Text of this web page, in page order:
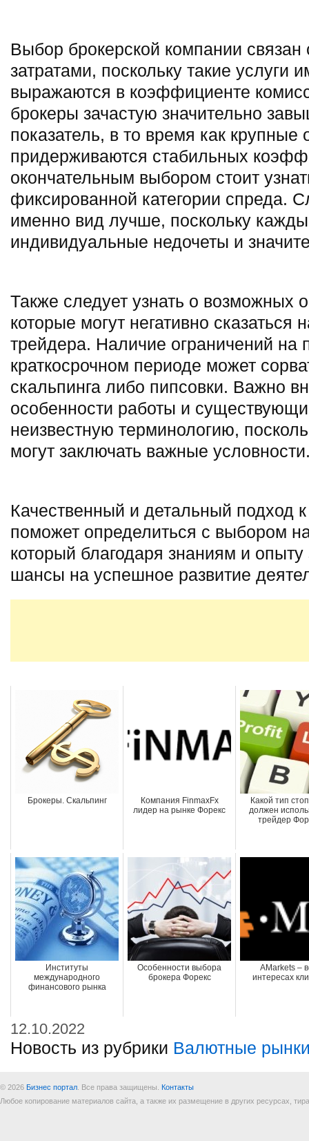
Выбор брокерской компании
затратами, поскольку такие услуги
выражаются в коэффициенте
брокеры зачастую значительно
показатель, в то время как крупные
придерживаются стабильных
окончательным выбором стоит
фиксированной категории спреда.
именно вид лучше, поскольку
индивидуальные недочеты и
Также следует узнать о возможных
которые могут негативно сказаться
трейдера. Наличие ограничений на
краткосрочном периоде может
скальпинга либо пипсовки. Важно
особенности работы и
неизвестную терминологию,
могут заключать важные
Качественный и детальный подход
поможет определиться с выбором
который благодаря знаниям и опыту
шансы на успешное развитие
Брокеры. Скальпинг
Компания FinmaxFx
лидер на рынке Форекс
Какой тип
должен
трейдер
Институты
международного
финансового рынка
Особенности выбора
брокера Форекс
AMarkets –
интересах
12.10.2022
Новость из рубрики Валютные
© 2026 Бизнес портал . Все права защищены. Контакты
Любое копирование материалов сайта, а также их размещение в других ресурсах,